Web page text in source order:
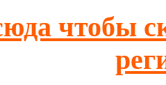
чтобы